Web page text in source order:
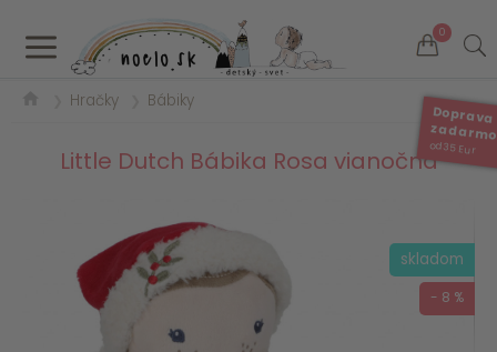
a 0
Doprava
od 35 Eur
Hračky Bábiky
Little Dutch Bábika Rosa vianočná
skladom
- 8 %